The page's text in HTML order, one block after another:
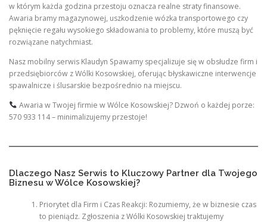
w którym każda godzina przestoju oznacza realne straty finansowe.
Awaria bramy magazynowej, uszkodzenie wózka transportowego czy
pęknięcie regału wysokiego składowania to problemy, które muszą być
rozwiązane natychmiast.
Nasz mobilny serwis Klaudyn Spawamy specjalizuje się w obsłudze firm i
przedsiębiorców z Wólki Kosowskiej, oferując błyskawiczne interwencje
spawalnicze i ślusarskie bezpośrednio na miejscu.
Awaria w Twojej firmie w Wólce Kosowskiej? Dzwoń o każdej porze:
570 933 114 – minimalizujemy przestoje!
Dlaczego Nasz Serwis to Kluczowy Partner dla Twojego
Biznesu w Wólce Kosowskiej?
Priorytet dla Firm i Czas Reakcji: Rozumiemy, że w biznesie czas
to pieniądz. Zgłoszenia z Wólki Kosowskiej traktujemy